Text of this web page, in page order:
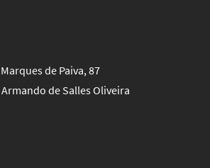
de Paiva, 87
de Salles Oliveira